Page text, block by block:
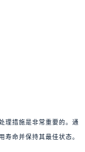
理措施是非常重要的。通
寿命并保持其最佳状态。